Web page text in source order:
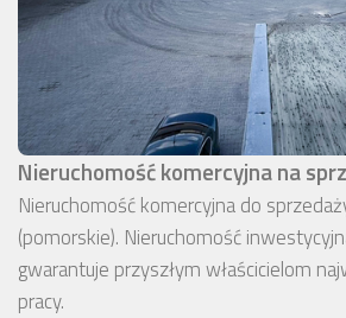
Nieruchomość komercyjna na
Nieruchomość komercyjna do
(pomorskie). Nieruchomość
gwarantuje przyszłym właścicielom
pracy.